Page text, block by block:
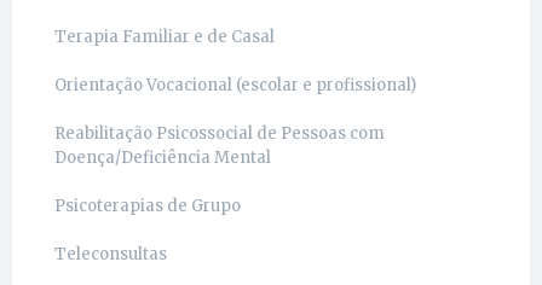
Terapia Familiar e de Casal
Orientação Vocacional (escolar e profissional)
Reabilitação Psicossocial de Pessoas com
Doença/Deficiência Mental
Psicoterapias de Grupo
Teleconsultas